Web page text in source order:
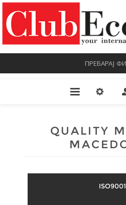
ПРЕБАРАЈ
QUALITY
ISO9001